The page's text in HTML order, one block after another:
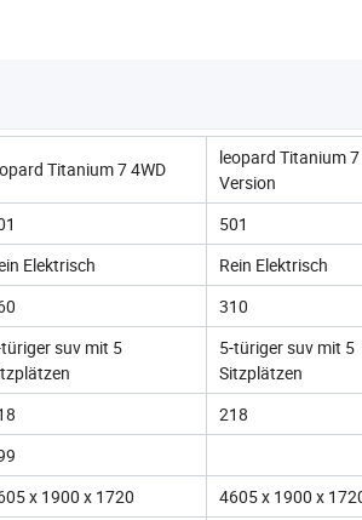
Titanium 7 4WD
leopard Titanium
Version
501
Elektrisch
Rein Elektrisch
310
suv mit 5
5-türiger suv mit 5
Sitzplätzen
218
x 1900 x 1720
4605 x 1900 x